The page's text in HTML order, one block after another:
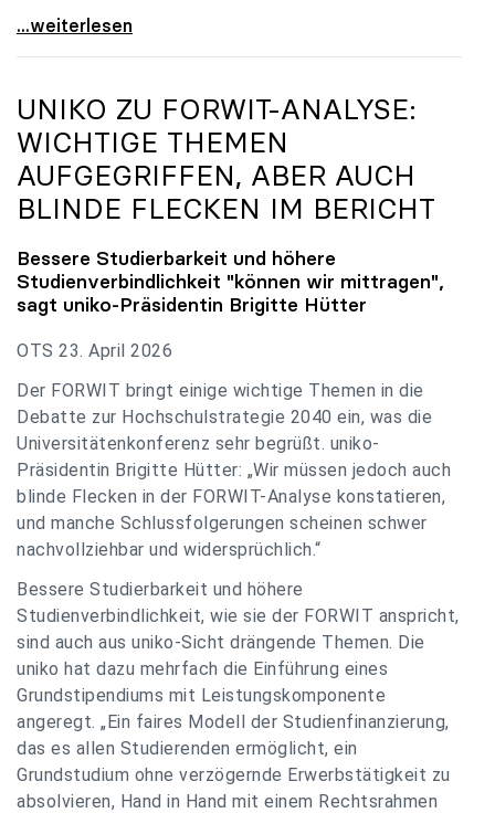
uniko zu Budgetverhandlungen: Universitäten sind
...weiterlesen
UNIKO ZU FORWIT-ANALYSE:
WICHTIGE THEMEN
AUFGEGRIFFEN, ABER AUCH
BLINDE FLECKEN IM BERICHT
Bessere Studierbarkeit und höhere
Studienverbindlichkeit "können wir mittragen",
sagt uniko-Präsidentin Brigitte Hütter
OTS 23. April 2026
Der FORWIT bringt einige wichtige Themen in die
Debatte zur Hochschulstrategie 2040 ein, was die
Universitätenkonferenz sehr begrüßt. uniko-
Präsidentin Brigitte Hütter: „Wir müssen jedoch auch
blinde Flecken in der FORWIT-Analyse konstatieren,
und manche Schlussfolgerungen scheinen schwer
nachvollziehbar und widersprüchlich.“
Bessere Studierbarkeit und höhere
Studienverbindlichkeit, wie sie der FORWIT anspricht,
sind auch aus uniko-Sicht drängende Themen. Die
uniko hat dazu mehrfach die Einführung eines
Grundstipendiums mit Leistungskomponente
angeregt. „Ein faires Modell der Studienfinanzierung,
das es allen Studierenden ermöglicht, ein
Grundstudium ohne verzögernde Erwerbstätigkeit zu
absolvieren, Hand in Hand mit einem Rechtsrahmen